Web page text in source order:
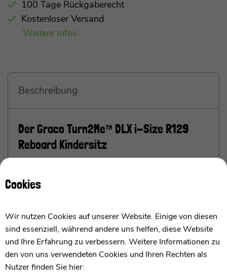
100 Tage Rückgaberecht
Kostenloser Versand
Weitere Infos
Beschreibung
Der Graco Turn2Me™ DLX i-Size R129
Reboard Kindersitz
Ich bin der Graco Turn2Me™ DLX i-Size, ein
innovativer Kindersitz, der höchste
Sicherheitsstandards erfüllt. Mit meiner i-Size und
R129-Zertifizierung garantiere ich Sicherheit für
Cookies
Wir nutzen Cookies auf unserer Website. Einige von diesen
sind essenziell, während andere uns helfen, diese Website
und Ihre Erfahrung zu verbessern. Weitere Informationen zu
den von uns verwendeten Cookies und Ihren Rechten als
Nutzer finden Sie hier: